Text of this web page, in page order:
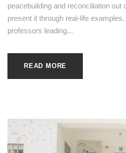
peacebuilding and reconciliation out
present it through real-life
professors leading...
READ MORE